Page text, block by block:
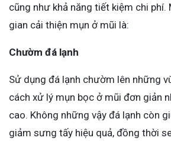
cũng như khả năng tiết kiệm chi phí.
gian cải thiện mụn ở mũi là:
Chườm đá lạnh
Sử dụng đá lạnh chườm lên những
cách xử lý mụn bọc ở mũi đơn giản
cao. Không những vậy đá lạnh còn
giảm sưng tấy hiệu quả, đồng thời